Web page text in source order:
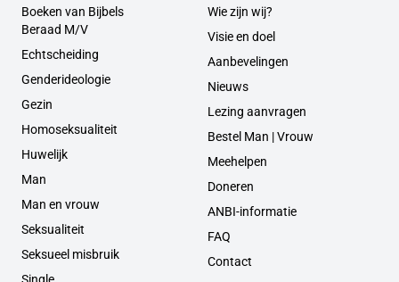
Boeken van Bijbels
Beraad M/V
Echtscheiding
Genderideologie
Gezin
Homoseksualiteit
Huwelijk
Man
Man en vrouw
Seksualiteit
Seksueel misbruik
Wie zijn wij?
Visie en doel
Aanbevelingen
Nieuws
Lezing aanvragen
Bestel Man | Vrouw
Meehelpen
Doneren
ANBI-informatie
FAQ
Contact